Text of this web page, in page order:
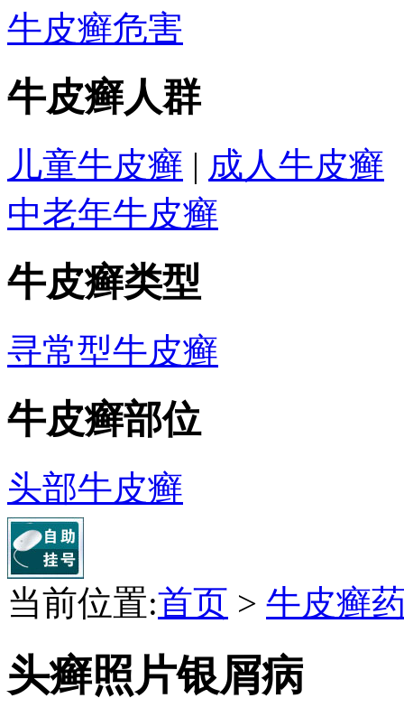
牛皮癣危害
牛皮癣人群
儿童牛皮癣 | 成人牛皮癣
中老年牛皮癣
牛皮癣类型
寻常型牛皮癣
牛皮癣部位
头部牛皮癣
当前位置:首页 > 牛皮癣
头癣照片银屑病